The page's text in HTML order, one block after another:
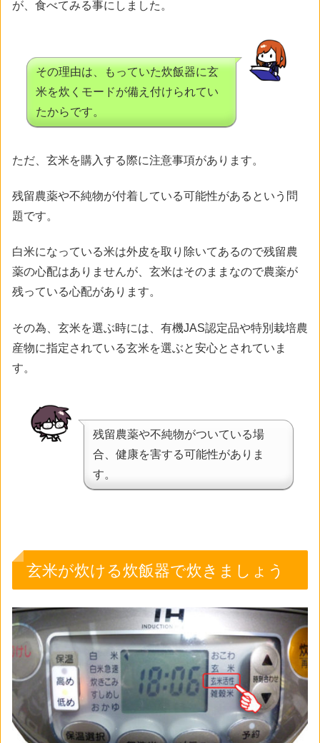
が、食べてみる事にしました。
その理由は、もっていた炊飯器に玄
米を炊くモードが備え付けられてい
たからです。
ただ、玄米を購入する際に注意事項があります。
残留農薬や不純物が付着している可能性があるという問
題です。
白米になっている米は外皮を取り除いてあるので残留農
薬の心配はありませんが、玄米はそのままなので農薬が
残っている心配があります。
その為、玄米を選ぶ時には、有機JAS認定品や特別栽培農
産物に指定されている玄米を選ぶと安心とされていま
す。
残留農薬や不純物がついている場
合、健康を害する可能性がありま
す。
玄米が炊ける炊飯器で炊きましょう